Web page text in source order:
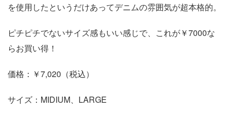
を使用したというだけあってデニムの雰囲気が超本格的。
ピチピチでないサイズ感もいい感じで、これが￥7000な
らお買い得！
価格：￥7,020（税込）
サイズ：MIDIUM、LARGE